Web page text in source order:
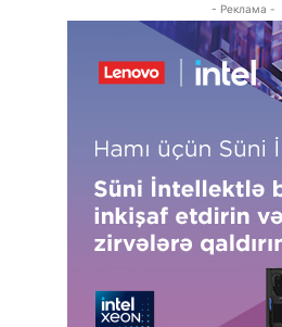
- Реклама -